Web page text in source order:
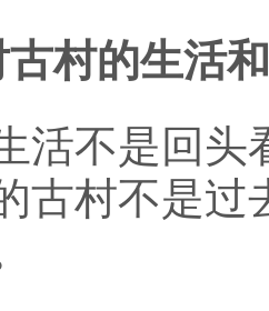
古村的生活
不是回头
古村不是过